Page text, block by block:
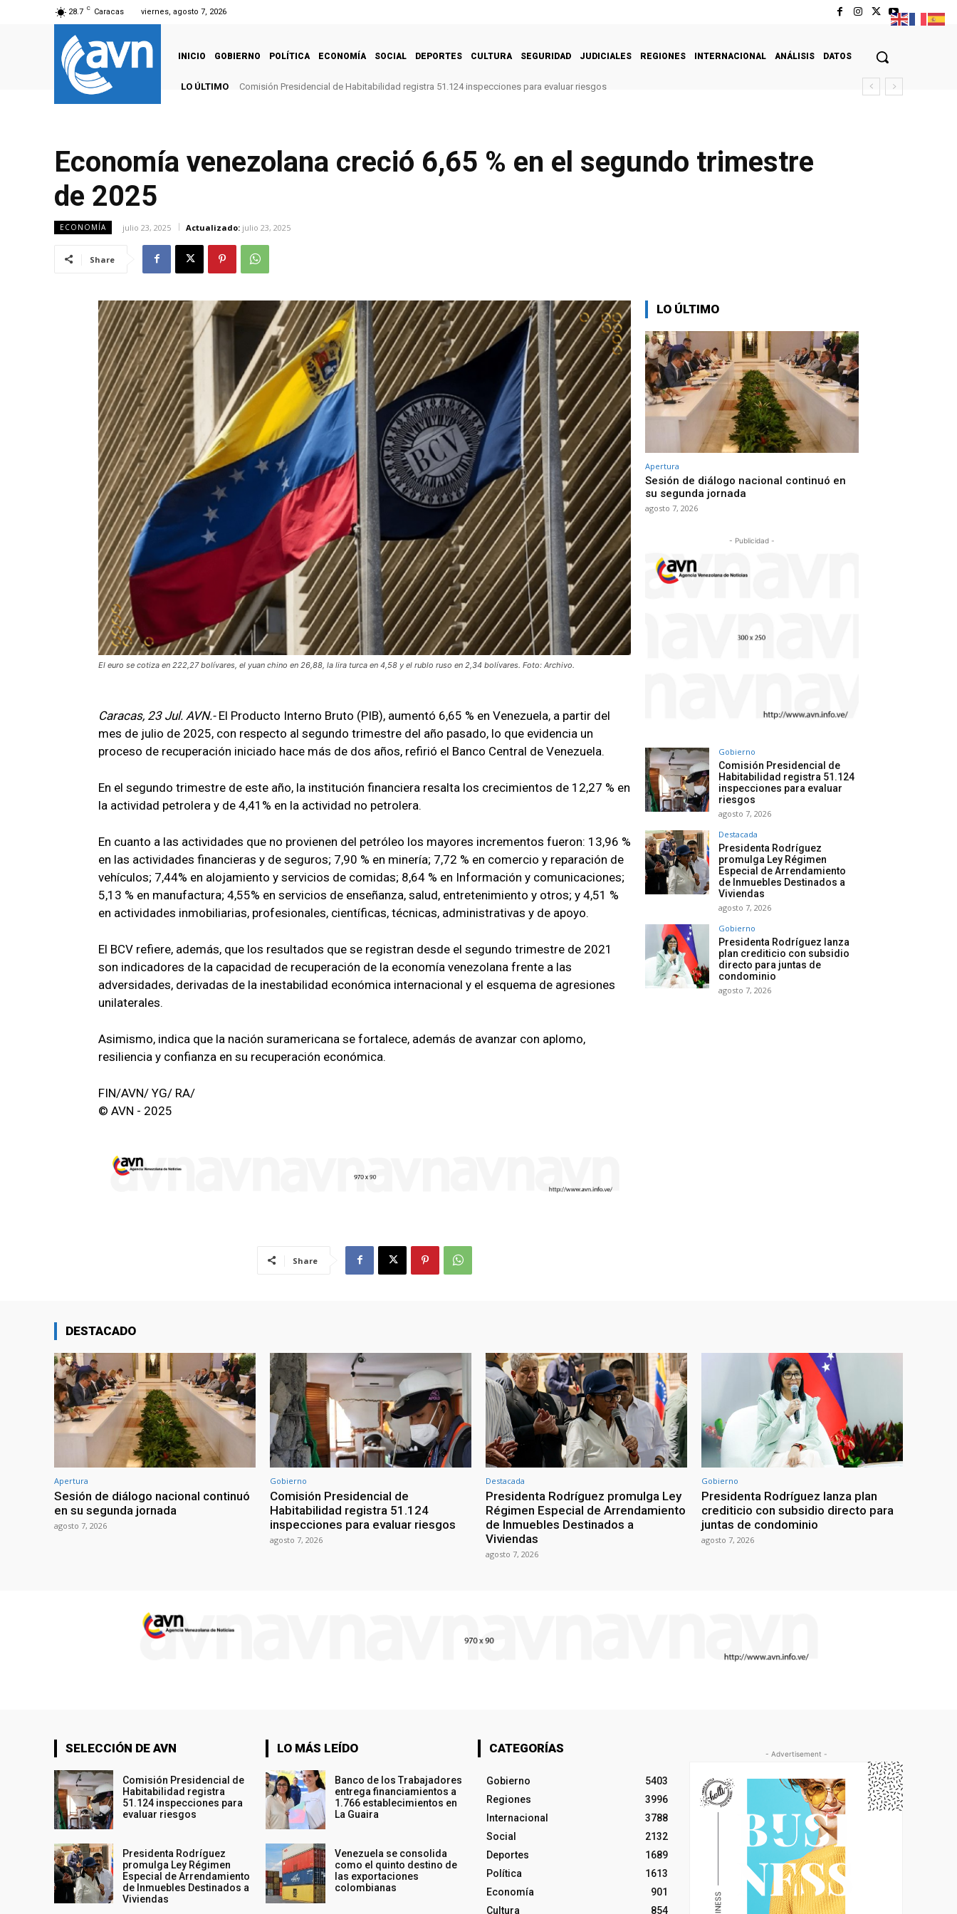
28.7 C Caracas viernes, agosto 7, 2026
INICIO GOBIERNO POLÍTICA ECONOMÍA SOCIAL DEPORTES CULTURA SEGURIDAD JUDICIALES REGIONES INTERNACIONAL ANÁLISIS DATOS
LO ÚLTIMO Comisión Presidencial de Habitabilidad registra 51.124 inspecciones para evaluar riesgos
Economía venezolana creció 6,65 % en el segundo trimestre
de 2025
ECONOMÍA julio 23, 2025 Actualizado: julio 23, 2025
Share
El euro se cotiza en 222,27 bolívares, el yuan chino en 26,88, la lira turca en 4,58 y el rublo ruso en 2,34 bolívares. Foto: Archivo.
Caracas, 23 Jul. AVN.- El Producto Interno Bruto (PIB), aumentó 6,65 % en Venezuela, a partir del
mes de julio de 2025, con respecto al segundo trimestre del año pasado, lo que evidencia un
proceso de recuperación iniciado hace más de dos años, refirió el Banco Central de Venezuela.
En el segundo trimestre de este año, la institución financiera resalta los crecimientos de 12,27 % en
la actividad petrolera y de 4,41% en la actividad no petrolera.
En cuanto a las actividades que no provienen del petróleo los mayores incrementos fueron: 13,96 %
en las actividades financieras y de seguros; 7,90 % en minería; 7,72 % en comercio y reparación de
vehículos; 7,44% en alojamiento y servicios de comidas; 8,64 % en Información y comunicaciones;
5,13 % en manufactura; 4,55% en servicios de enseñanza, salud, entretenimiento y otros; y 4,51 %
en actividades inmobiliarias, profesionales, científicas, técnicas, administrativas y de apoyo.
El BCV refiere, además, que los resultados que se registran desde el segundo trimestre de 2021
son indicadores de la capacidad de recuperación de la economía venezolana frente a las
adversidades, derivadas de la inestabilidad económica internacional y el esquema de agresiones
unilaterales.
Asimismo, indica que la nación suramericana se fortalece, además de avanzar con aplomo,
resiliencia y confianza en su recuperación económica.
FIN/AVN/ YG/ RA/
© AVN - 2025
Share
LO ÚLTIMO
Apertura
Sesión de diálogo nacional continuó en
su segunda jornada
agosto 7, 2026
- Publicidad -
Gobierno
Comisión Presidencial de
Habitabilidad registra 51.124
inspecciones para evaluar
riesgos
agosto 7, 2026
Destacada
Presidenta Rodríguez
promulga Ley Régimen
Especial de Arrendamiento
de Inmuebles Destinados a
Viviendas
agosto 7, 2026
Gobierno
Presidenta Rodríguez lanza
plan crediticio con subsidio
directo para juntas de
condominio
agosto 7, 2026
DESTACADO
Apertura
Sesión de diálogo nacional continuó
en su segunda jornada
agosto 7, 2026
Gobierno
Comisión Presidencial de
Habitabilidad registra 51.124
inspecciones para evaluar riesgos
agosto 7, 2026
Destacada
Presidenta Rodríguez promulga Ley
Régimen Especial de Arrendamiento
de Inmuebles Destinados a
Viviendas
agosto 7, 2026
Gobierno
Presidenta Rodríguez lanza plan
crediticio con subsidio directo para
juntas de condominio
agosto 7, 2026
SELECCIÓN DE AVN
Comisión Presidencial de
Habitabilidad registra
51.124 inspecciones para
evaluar riesgos
Presidenta Rodríguez
promulga Ley Régimen
Especial de Arrendamiento
de Inmuebles Destinados a
Viviendas
LO MÁS LEÍDO
Banco de los Trabajadores
entrega financiamientos a
1.766 establecimientos en
La Guaira
Venezuela se consolida
como el quinto destino de
las exportaciones
colombianas
CATEGORÍAS
Gobierno
5403
Regiones
3996
Internacional
3788
Social
2132
Deportes
1689
Política
1613
Economía
901
Cultura
854
- Advertisement -